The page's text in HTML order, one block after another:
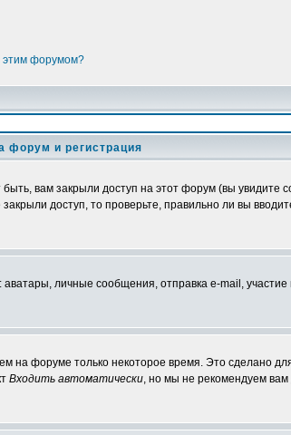
этим форумом?
форум и регистрация
вам закрыли доступ на этот форум (вы увидите
доступ, то проверьте, правильно ли вы
личные сообщения, отправка e-mail, участие
на форуме только некоторое время. Это сделано
Входить автоматически, но мы не рекомендуем